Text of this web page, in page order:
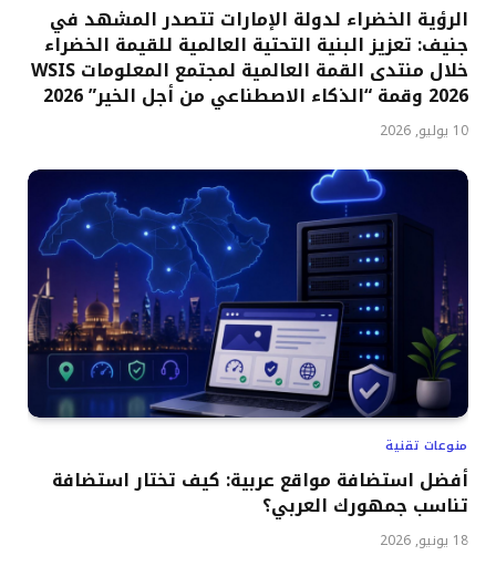
الرؤية الخضراء لدولة الإمارات تتصدر المشهد في
جنيف: تعزيز البنية التحتية العالمية للقيمة الخضراء
خلال منتدى القمة العالمية لمجتمع المعلومات WSIS
2026 وقمة “الذكاء الاصطناعي من أجل الخير” 2026
10 يوليو, 2026
منوعات تقنية
أفضل استضافة مواقع عربية: كيف تختار استضافة
تناسب جمهورك العربي؟
18 يونيو, 2026